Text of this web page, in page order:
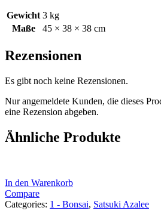
Gewicht 3 kg
Maße
45 × 38 × 38 cm
Rezensionen
Es gibt noch keine Rezensionen.
Nur angemeldete Kunden, die dieses
eine Rezension abgeben.
Ähnliche Produkte
In den Warenkorb
Compare
Categories: 1 - Bonsai, Satsuki Azalee